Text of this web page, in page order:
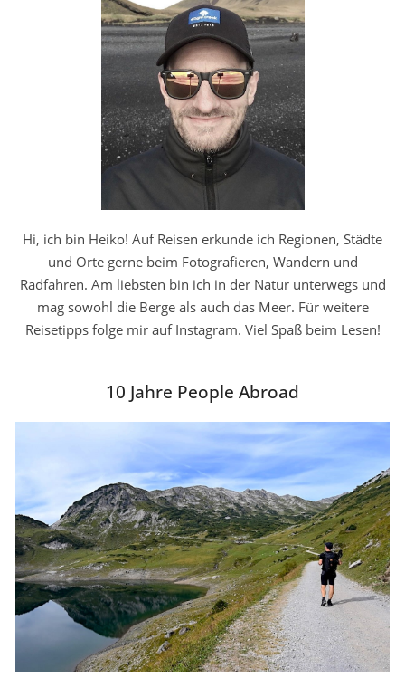
Hi, ich bin Heiko! Auf Reisen erkunde ich Regionen, Städte
und Orte gerne beim Fotografieren, Wandern und
Radfahren. Am liebsten bin ich in der Natur unterwegs und
mag sowohl die Berge als auch das Meer. Für weitere
Reisetipps folge mir auf Instagram. Viel Spaß beim Lesen!
10 Jahre People Abroad